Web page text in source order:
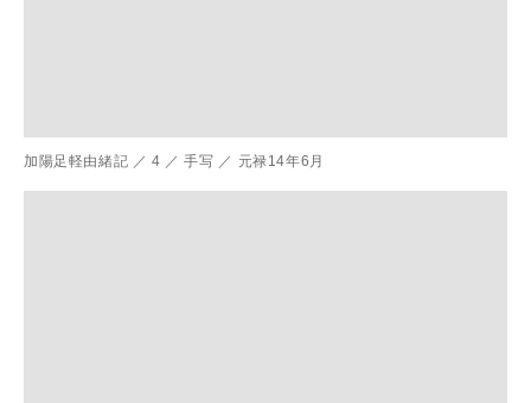
加陽足軽由緒記 ／ 4 ／ 手写 ／ 元禄14年6月